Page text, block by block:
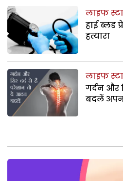
लाइफ
हाई ब्लड
हत्यारा
लाइफ
गर्दन और
बदलें